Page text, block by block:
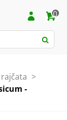
0
>
-